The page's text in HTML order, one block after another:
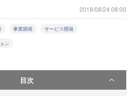
2018/08/24 08:00
事業開発 サービス開発
ン
目次